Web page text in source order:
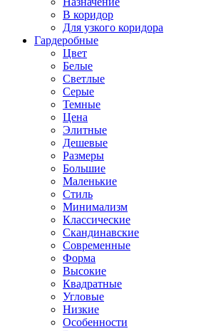
В коридор
Для узкого коридора
Гардеробные
Цвет
Белые
Светлые
Серые
Темные
Цена
Элитные
Дешевые
Размеры
Большие
Маленькие
Стиль
Минимализм
Классические
Скандинавские
Современные
Форма
Высокие
Квадратные
Угловые
Низкие
Особенности